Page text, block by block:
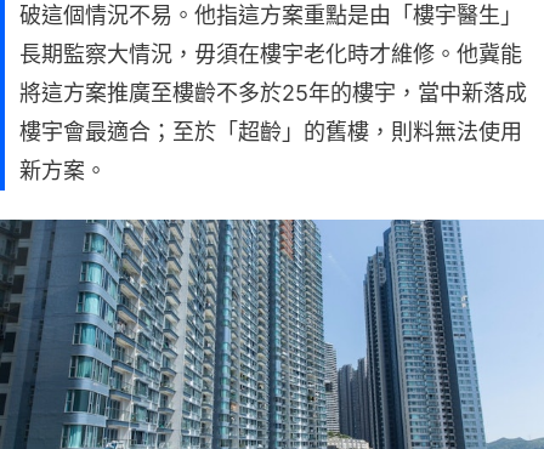
破這個情況不易。他指這方案重點是由「樓宇醫生」
長期監察大情況，毋須在樓宇老化時才維修。他冀能
將這方案推廣至樓齡不多於25年的樓宇，當中新落成
樓宇會最適合；至於「超齡」的舊樓，則料無法使用
新方案。